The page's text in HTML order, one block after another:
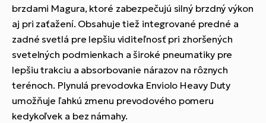
brzdami Magura, ktoré zabezpečujú silný brzdný výkon
aj pri zaťažení. Obsahuje tiež integrované predné a
zadné svetlá pre lepšiu viditeľnosť pri zhoršených
svetelných podmienkach a široké pneumatiky pre
lepšiu trakciu a absorbovanie nárazov na rôznych
terénoch. Plynulá prevodovka Enviolo Heavy Duty
umožňuje ľahkú zmenu prevodového pomeru
kedykoľvek a bez námahy.